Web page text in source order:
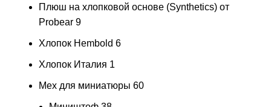
Плюш на хлопковой основе (Synthetics) от
Probear 9
Хлопок Hembold 6
Хлопок Италия 1
Мех для миниатюры 60